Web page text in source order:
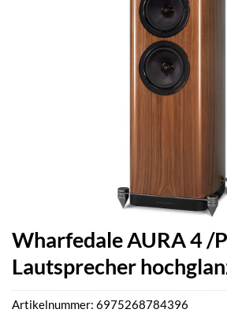
Wharfedale AURA 4 /
Lautsprecher
Artikelnummer: 6975268784396